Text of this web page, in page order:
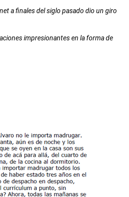
a finales del siglo pasado dio un giro
impresionantes en la forma de